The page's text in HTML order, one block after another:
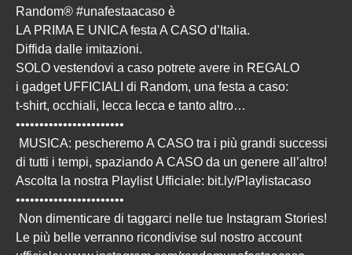
Random® #unafestaacaso è
LA PRIMA E UNICA festa A CASO d’Italia.
Diffida dalle imitazioni.
SOLO vestendovi a caso potrete avere in REGALO
i gadget UFFICIALI di Random, una festa a caso:
t-shirt, occhiali, lecca lecca e tanto altro…
•••••••••••••••••••••••
MUSICA: pescheremo A CASO tra i più grandi successi
di tutti i tempi, spaziando A CASO da un genere all’altro!
Ascolta la nostra Playlist Ufficiale: bit.ly/Playlistacaso
•••••••••••••••••••••••
Non dimenticare di taggarci nelle tue Instagram Stories!
Le più belle verranno ricondivise sul nostro account